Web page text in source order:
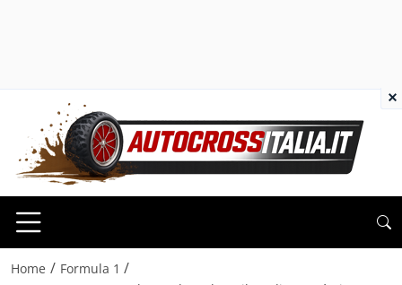
Home / Formula 1 /
×